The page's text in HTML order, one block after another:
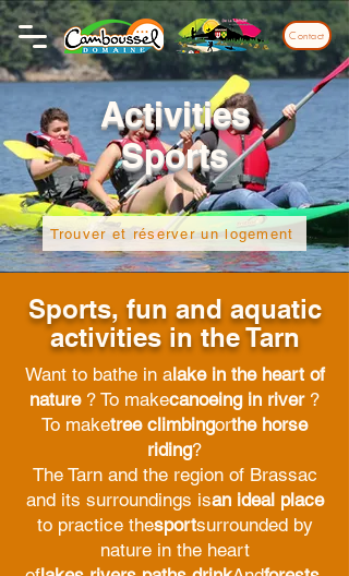
Contact
Activities
Sports
Trouver et réserver un logement
Sports, fun and aquatic
activities in the Tarn
Want to bathe in alake in the heart of
nature? To makecanoeing in river?
To maketree climbingorthe horse
riding?
The Tarn and the region of Brassac
and its surroundings isan ideal place
to practice thesportsurrounded by
nature in the heart